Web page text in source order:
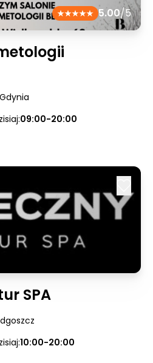
5.00/5
09:00-20:00
SPA
10:00-20:00